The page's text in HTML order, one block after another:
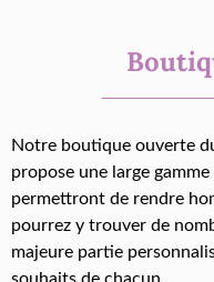
Notre boutique ouverte
propose une large
permettront de rendre
pourrez y trouver de
majeure partie